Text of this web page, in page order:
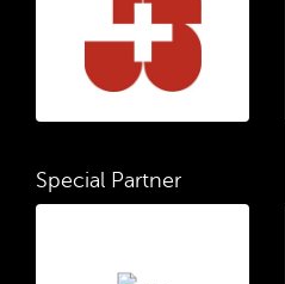
Special Partner